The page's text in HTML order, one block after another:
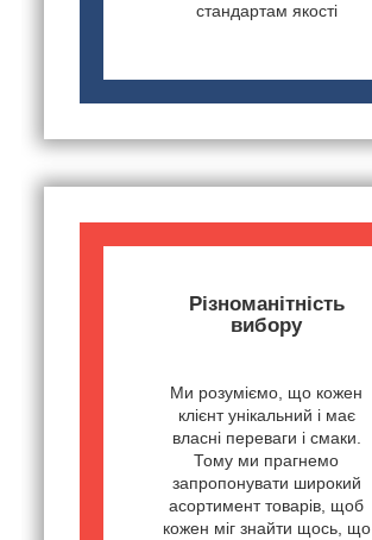
стандартам якості
Різноманітність
вибору
Ми розуміємо, що кожен
клієнт унікальний і має
власні переваги і смаки.
Тому ми прагнемо
запропонувати широкий
асортимент товарів, щоб
кожен міг знайти щось, що